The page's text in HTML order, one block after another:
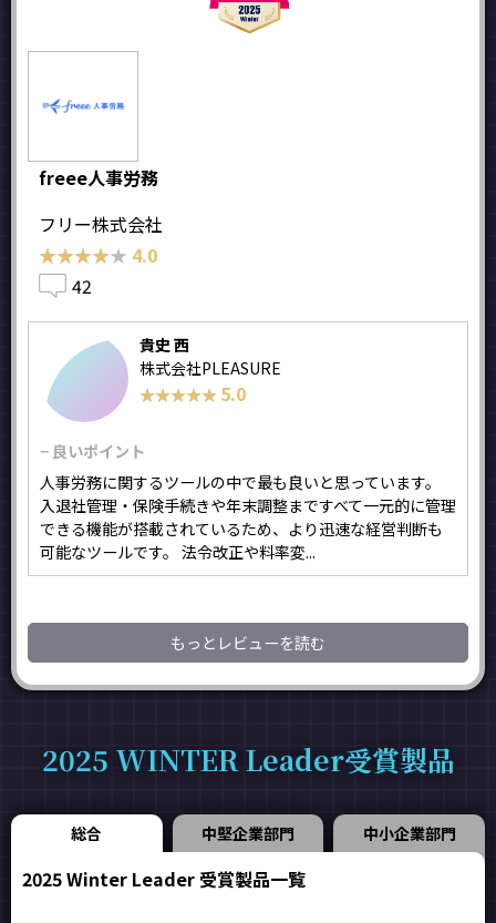
freee人事労務
フリー株式会社
★★★★★
★★★★★ 4.0
42
貴史 西
株式会社PLEASURE
★★★★★
★★★★★ 5.0
− 良いポイント
人事労務に関するツールの中で最も良いと思っています。
入退社管理・保険手続きや年末調整まですべて一元的に管理
できる機能が搭載されているため、より迅速な経営判断も
可能なツールです。 法令改正や料率変...
もっとレビューを読む
2025 WINTER Leader受賞製品
総合 中堅企業部門 中小企業部門
2025 Winter Leader 受賞製品一覧